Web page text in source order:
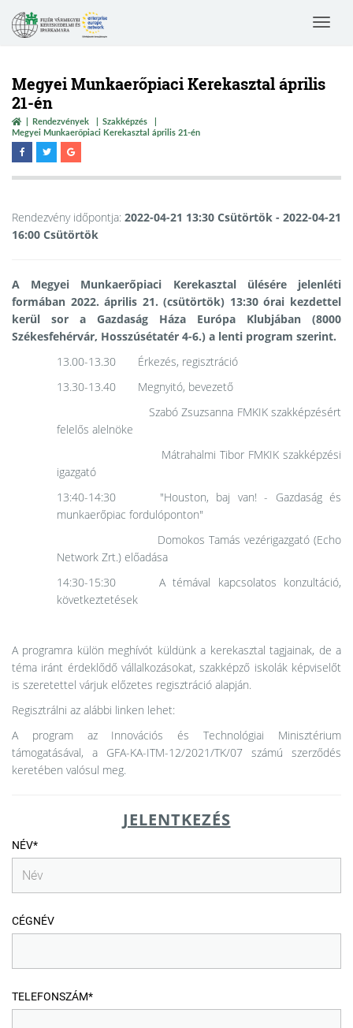
Toggle
Megyei Munkaerőpiaci Kerekasztal április
21-én
Rendezvények
Szakképzés
Megyei Munkaerőpiaci Kerekasztal április 21-én
Rendezvény időpontja: 2022-04-21 13:30 Csütörtök - 2022-04-21
16:00 Csütörtök
A Megyei Munkaerőpiaci Kerekasztal ülésére jelenléti
formában 2022. április 21. (csütörtök) 13:30 órai kezdettel
kerül sor a Gazdaság Háza Európa Klubjában (8000
Székesfehérvár, Hosszúsétatér 4-6.) a lenti program szerint.
13.00-13.30 Érkezés, regisztráció
13.30-13.40 Megnyitó, bevezető
Szabó Zsuzsanna FMKIK szakképzésért
felelős alelnöke
Mátrahalmi Tibor FMKIK szakképzési
igazgató
13:40-14:30 "Houston, baj van! - Gazdaság és
munkaerőpiac fordulóponton"
Domokos Tamás vezérigazgató (Echo
Network Zrt.) előadása
14:30-15:30 A témával kapcsolatos konzultáció,
következtetések
A programra külön meghívót küldünk a kerekasztal tagjainak, de a
téma iránt érdeklődő vállalkozásokat, szakképző iskolák képviselőt
is szeretettel várjuk előzetes regisztráció alapján.
Regisztrálni az alábbi linken lehet:
A program az Innovációs és Technológiai Minisztérium
támogatásával, a GFA-KA-ITM-12/2021/TK/07 számú szerződés
keretében valósul meg.
JELENTKEZÉS
NÉV*
CÉGNÉV
TELEFONSZÁM*